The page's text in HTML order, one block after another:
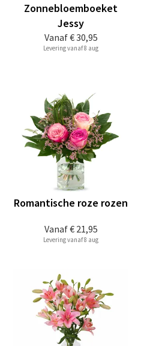
Vanaf€ 30,95
Zonnebloemboeket
Jessy
Levering vanaf 8 aug
Vanaf€ 21,95
Romantische roze rozen
Levering vanaf 8 aug